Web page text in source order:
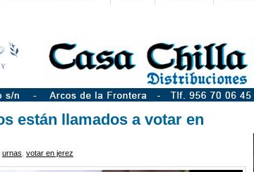
están llamados a votar en
urnas votar en jerez